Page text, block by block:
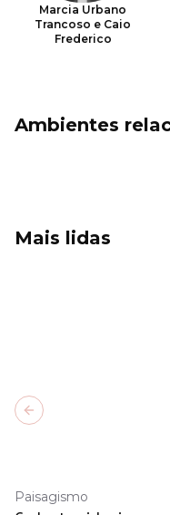
Marcia Urbano
Trancoso e Caio
Frederico
Ambientes
Mais lidas
Paisagismo
Previous slide